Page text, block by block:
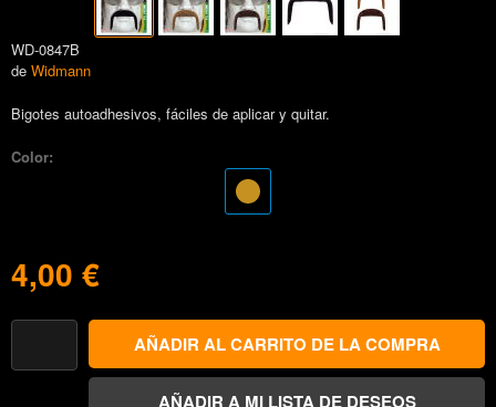
WD-0847B
de Widmann
Bigotes autoadhesivos, fáciles de aplicar y quitar.
Color:
4,00 €